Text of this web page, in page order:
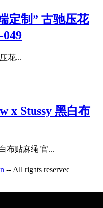
定制” 古驰压花
花...
x Stussy 黑白布
布贴麻绳 官...
-- All rights reserved